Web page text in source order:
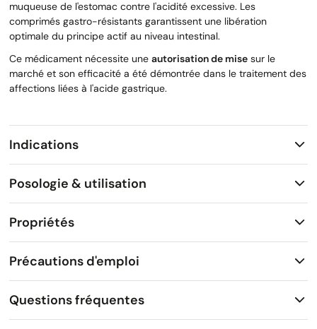
muqueuse de l'estomac contre l'acidité excessive. Les
comprimés gastro-résistants garantissent une libération
optimale du principe actif au niveau intestinal.
Ce médicament nécessite une autorisation de mise sur le
marché et son efficacité a été démontrée dans le traitement des
affections liées à l'acide gastrique.
Indications
Posologie & utilisation
Propriétés
Précautions d'emploi
Questions fréquentes